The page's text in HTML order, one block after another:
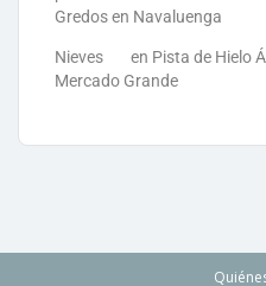
Gredos en Navaluenga
Nieves en Pista de Hielo
Mercado Grande